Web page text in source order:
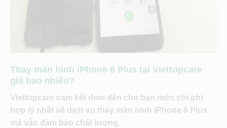
Thay màn hình iPhone 8 Plus tại Viettopcare
giá bao nhiêu?
Viettopcare cam kết đem đến cho bạn mức chi phí
hợp lý nhất về dịch vụ thay màn hình iPhone 8 Plus
mà vẫn đảm bảo chất lượng.